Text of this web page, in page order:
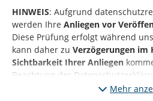
HINWEIS: Aufgrund
werden Ihre Anliegen vor
Diese Prüfung erfolgt während
kann daher zu Verzögerungen im
Sichtbarkeit Ihrer Anliegen
Beachtung der
Angaben personenbezogener
Mehr